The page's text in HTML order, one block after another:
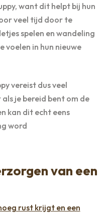
want dit helpt bij hun
veel tijd door te
spelen en wandeling
voelen in hun nieuwe
vereist dus veel
je bereid bent om de
kan dit echt eens
word
van een
rust krijgt en een